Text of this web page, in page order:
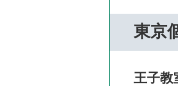
東京
王子教